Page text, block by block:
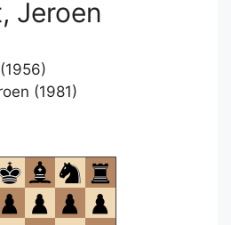
Jeroen
(1981)
te
openen.